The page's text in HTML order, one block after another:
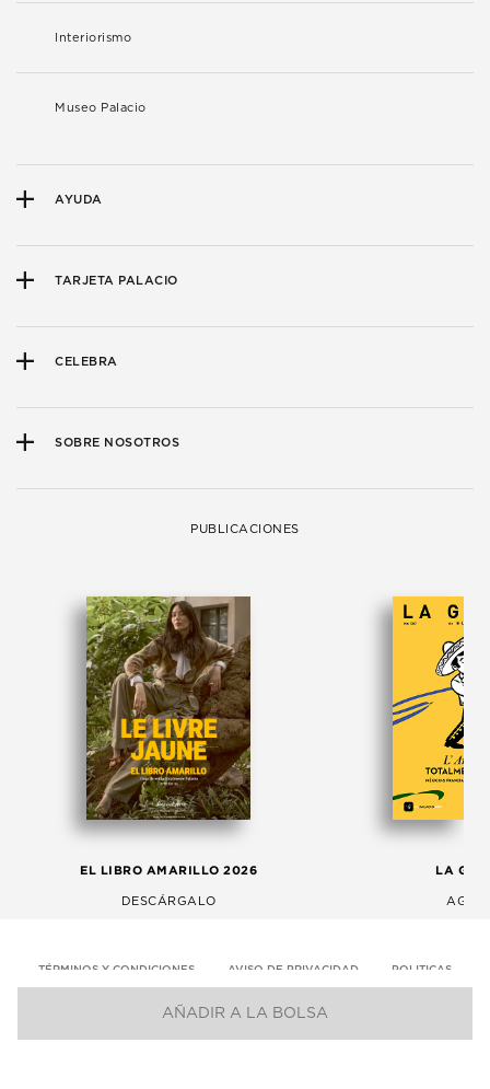
AÑADIR A LA BOLSA
Interiorismo
Museo Palacio
AYUDA
TARJETA PALACIO
CELEBRA
SOBRE NOSOTROS
PUBLICACIONES
EL LIBRO AMARILLO 2026
DESCÁRGALO
LA
TÉRMINOS Y CONDICIONES AVISO DE PRIVACIDAD POLITICAS